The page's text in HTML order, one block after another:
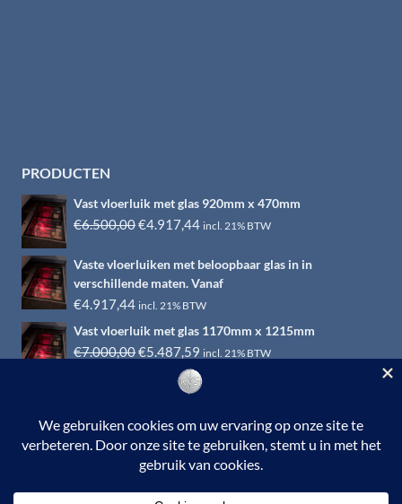
PRODUCTEN
Vast vloerluik met glas 920mm x 470mm
€6.500,00Oorspronkelijke
was:
€6.500,00.
€4.917,44Huidige
is:
€4.917,44.
incl. 21% BTW
Vaste vloerluiken met beloopbaar glas in in
verschillende maten. Vanaf
€4.917,44 incl. 21% BTW
Vast vloerluik met glas 1170mm x 1215mm
€7.000,00Oorspronkelijke
€5.487,59 Huidige
prijs
is:
incl. 21% BTW
© 2026 RVS-woonwinkel.nl is een onderdeel van HTI-RVS |
BTW nr. NL002145483B31 | KvKnr. 09088773 | NL95